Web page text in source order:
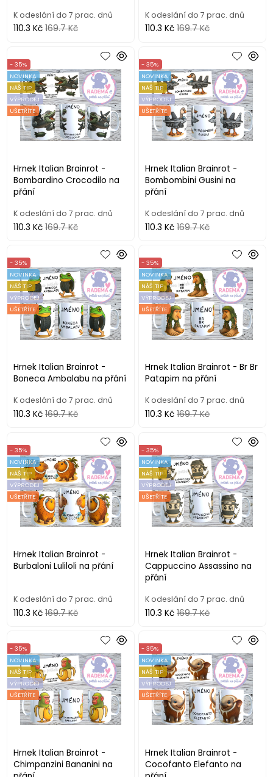
K odeslání do 7 prac. dnů
110.3 Kč 169.7 Kč
K odeslání do 7 prac. dnů
110.3 Kč 169.7 Kč
Hrnek Italian Brainrot -
Bombardino Crocodilo na
přání
- 35%
NOVINKA
NÁŠ TIP
VÝPRODEJ
UŠETŘÍTE
K odeslání do 7 prac. dnů
110.3 Kč 169.7 Kč
Hrnek Italian Brainrot -
Bombombini Gusini na
přání
- 35%
NOVINKA
NÁŠ TIP
VÝPRODEJ
UŠETŘÍTE
K odeslání do 7 prac. dnů
110.3 Kč 169.7 Kč
Hrnek Italian Brainrot -
Boneca Ambalabu na přání
- 35%
NOVINKA
NÁŠ TIP
VÝPRODEJ
UŠETŘÍTE
K odeslání do 7 prac. dnů
110.3 Kč 169.7 Kč
Hrnek Italian Brainrot - Br Br
Patapim na přání
- 35%
NOVINKA
NÁŠ TIP
VÝPRODEJ
UŠETŘÍTE
K odeslání do 7 prac. dnů
110.3 Kč 169.7 Kč
Hrnek Italian Brainrot -
Burbaloni Luliloli na přání
- 35%
NOVINKA
NÁŠ TIP
VÝPRODEJ
UŠETŘÍTE
K odeslání do 7 prac. dnů
110.3 Kč 169.7 Kč
Hrnek Italian Brainrot -
Cappuccino Assassino na
přání
- 35%
NOVINKA
NÁŠ TIP
VÝPRODEJ
UŠETŘÍTE
K odeslání do 7 prac. dnů
110.3 Kč 169.7 Kč
Hrnek Italian Brainrot -
Chimpanzini Bananini na
- 35%
NOVINKA
NÁŠ TIP
VÝPRODEJ
UŠETŘÍTE
Hrnek Italian Brainrot -
Cocofanto Elefanto na
- 35%
NOVINKA
NÁŠ TIP
VÝPRODEJ
UŠETŘÍTE